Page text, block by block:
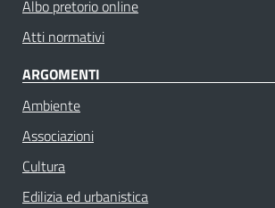
Albo pretorio online
Atti normativi
ARGOMENTI
Ambiente
Associazioni
Cultura
Edilizia ed urbanistica